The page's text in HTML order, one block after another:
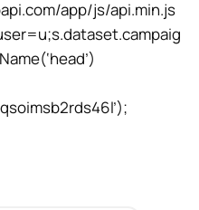
app/js/api.min.js